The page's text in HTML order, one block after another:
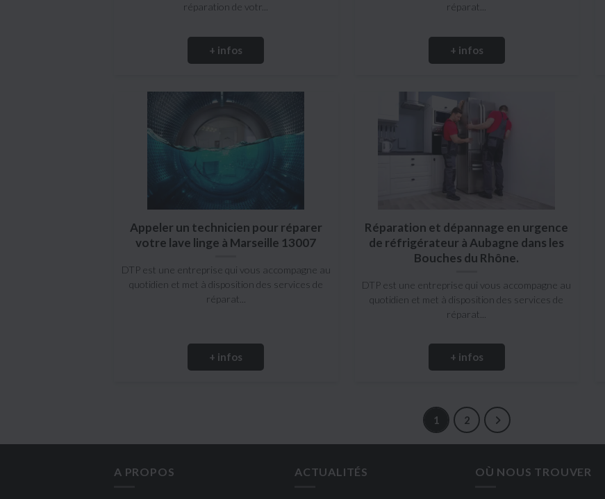
réparation de votr...
+ infos
réparat...
+ infos
Appeler un technicien pour réparer
votre lave linge à Marseille 13007
DTP est une entreprise qui vous accompagne au
quotidien et met à disposition des services de
réparat...
+ infos
Réparation et dépannage en urgence
de réfrigérateur à Aubagne dans les
Bouches du Rhône.
DTP est une entreprise qui vous accompagne au
quotidien et met à disposition des services de
réparat...
+ infos
1 2
A PROPOS ACTUALITÉS OÙ NOUS TROUVER